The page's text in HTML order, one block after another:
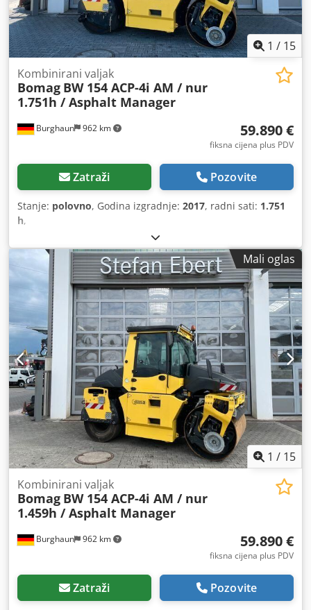
1 / 15
Burghaun 962 km
Kombinirani valjak
Bomag BW 154 ACP-4i AM / nur
1.751h / Asphalt Manager
59.890 €
fiksna cijena plus PDV
Zatraži Pozovite
Stanje: polovno, Godina izgradnje: 2017, radni sati: 1.751
h,
Mali oglas
1 / 15
Burghaun 962 km
Kombinirani valjak
Bomag BW 154 ACP-4i AM / nur
1.459h / Asphalt Manager
59.890 €
fiksna cijena plus PDV
Zatraži Pozovite